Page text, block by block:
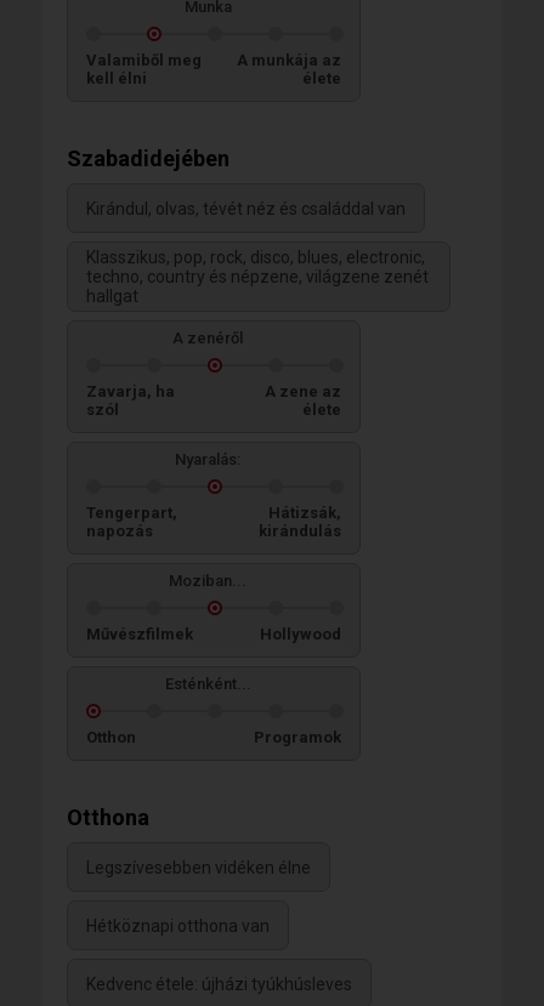
Munka
Valamiből meg
kell élni
A munkája az
élete
Szabadidejében
Kirándul, olvas, tévét néz és családdal van
Klasszikus, pop, rock, disco, blues, electronic,
techno, country és népzene, világzene zenét
hallgat
A zenéről
Zavarja, ha
szól
A zene az
élete
Nyaralás:
Tengerpart,
napozás
Hátizsák,
kirándulás
Moziban...
Művészfilmek Hollywood
Esténként...
Otthon Programok
Otthona
Legszívesebben vidéken élne
Hétköznapi otthona van
Kedvenc étele: újházi tyúkhúsleves